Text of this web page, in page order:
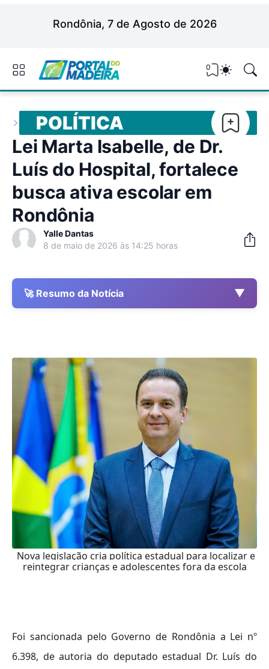
Rondônia, 7 de Agosto de 2026
0
POLÍTICA
Lei Marta Isabelle, de Dr.
Luís do Hospital, fortalece
busca ativa escolar em
Rondônia
Yalle Dantas
8 de maio de 2026 às 14:25 horas
🚀 Resumo da Notícia ▼
Nova legislação cria política estadual para localizar e
reintegrar crianças e adolescentes fora da escola
Foi sancionada pelo Governo de Rondônia a Lei nº
6.398, de autoria do deputado estadual Dr. Luís do